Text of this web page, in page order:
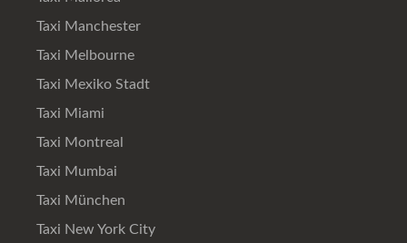
Taxi Manchester
Taxi Melbourne
Taxi Mexiko Stadt
Taxi Miami
Taxi Montreal
Taxi Mumbai
Taxi München
Taxi New York City